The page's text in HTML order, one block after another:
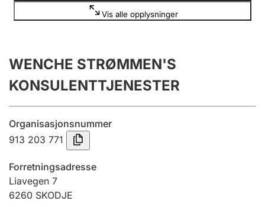
Årsregnskap
Innsending og forsinkelsesgebyr
Tinglysing
Jeger
Betaling og jegeravgiftskort
Vis alle opplysninger
WENCHE STRØMMEN'S
KONSULENTTJENESTER
Organisasjonsnummer
913 203 771
Forretningsadresse
Liavegen 7
6260 SKODJE